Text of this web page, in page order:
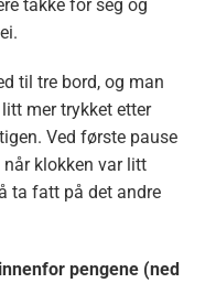
takke for seg og
til tre bord, og man
mer trykket etter
Ved første pause
når klokken var litt
ta fatt på det andre
pengene (ned